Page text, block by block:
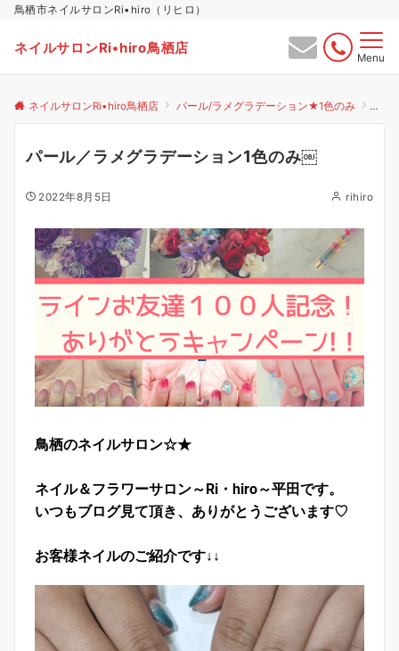
鳥栖市ネイルサロンRi•hiro（リヒロ）
ネイルサロンRi•hiro鳥栖店
Menu
ネイルサロンRi•hiro鳥栖店 パール/ラメグラデーション★1色のみ パー
パール／ラメグラデーション1色のみ￼
2022年8月5日 rihiro
鳥栖のネイルサロン☆★
ネイル＆フラワーサロン～Ri・hiro～平田です。
いつもブログ見て頂き、ありがとうございます♡
お客様ネイルのご紹介です↓↓